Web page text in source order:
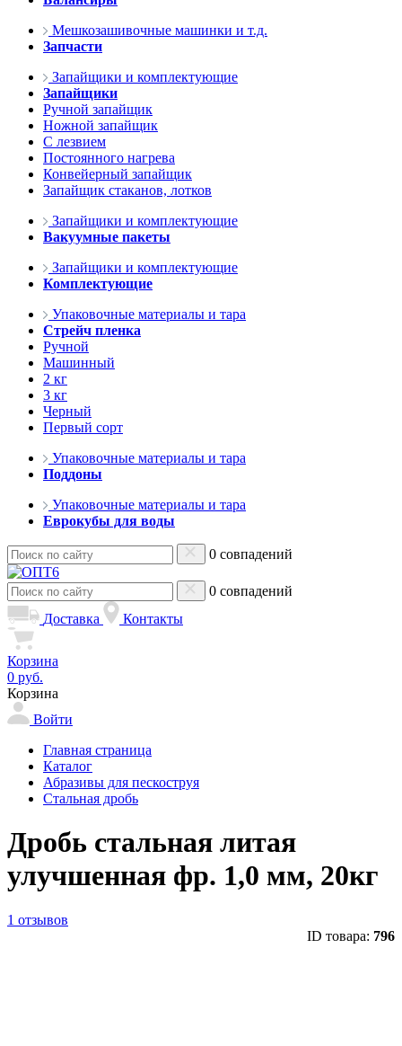
Мешкозашивочные машинки и т.д.
Запчасти
Запайщики и комплектующие
Запайщики
Ручной запайщик
Ножной запайщик
С лезвием
Постоянного нагрева
Конвейерный запайщик
Запайщик стаканов, лотков
Запайщики и комплектующие
Вакуумные пакеты
Запайщики и комплектующие
Комплектующие
Упаковочные материалы и тара
Стрейч пленка
Ручной
Машинный
2 кг
3 кг
Черный
Первый сорт
Упаковочные материалы и тара
Поддоны
Упаковочные материалы и тара
Еврокубы для воды
0 совпадений
0 совпадений
Доставка
Контакты
Корзина
0 руб.
Корзина
Войти
Главная страница
Каталог
Абразивы для пескоструя
Стальная дробь
Дробь стальная литая
улучшенная фр. 1,0 мм, 20кг
1 отзывов
ID товара: 796